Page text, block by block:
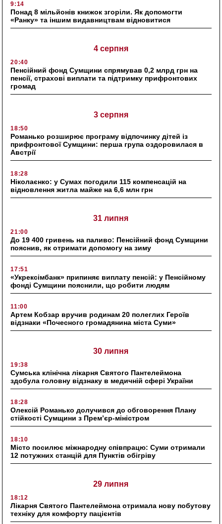
9:14
Понад 8 мільйонів книжок згоріли. Як допомогти
«Ранку» та іншим видавництвам відновитися
4 серпня
20:40
Пенсійний фонд Сумщини спрямував 0,2 млрд грн на
пенсії, страхові виплати та підтримку прифронтових
громад
3 серпня
18:50
Романько розширює програму відпочинку дітей із
прифронтової Сумщини: перша група оздоровилася в
Австрії
18:28
Ніколаєнко: у Сумах погодили 115 компенсацій на
відновлення житла майже на 6,6 млн грн
31 липня
21:00
До 19 400 гривень на паливо: Пенсійний фонд Сумщини
пояснив, як отримати допомогу на зиму
17:51
«Укрексімбанк» припиняє виплату пенсій: у Пенсійному
фонді Сумщини пояснили, що робити людям
11:00
Артем Кобзар вручив родинам 20 полеглих Героїв
відзнаки «Почесного громадянина міста Суми»
30 липня
19:38
Сумська клінічна лікарня Святого Пантелеймона
здобула головну відзнаку в медичній сфері України
18:28
Олексій Романько долучився до обговорення Плану
стійкості Сумщини з Прем’єр-міністром
18:10
Місто посилює міжнародну співпрацю: Суми отримали
12 потужних станцій для Пунктів обігріву
29 липня
18:12
Лікарня Святого Пантелеймона отримала нову побутову
техніку для комфорту пацієнтів